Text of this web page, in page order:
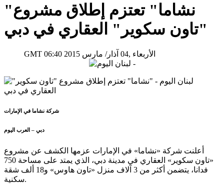
"نشاما" تعتزم إطلاق مشروع
"تاون سكوير" العقاري في دبي
GMT 06:40 2015 الأربعاء ,04 آذار/ مارس
شركة نشاما في الإمارات
دبي – العرب اليوم
أعلنت شركة «نشاما» في الإمارات عزمها الكشف عن مشروع
«تاون سكوير» العقاري في مدينة دبي، الذي يمتد على مساحة 750
فدانا، يتضمن أكثر من 3 آلاف منزل «تاون هاوس» و18 ألف شقة
سكنية.